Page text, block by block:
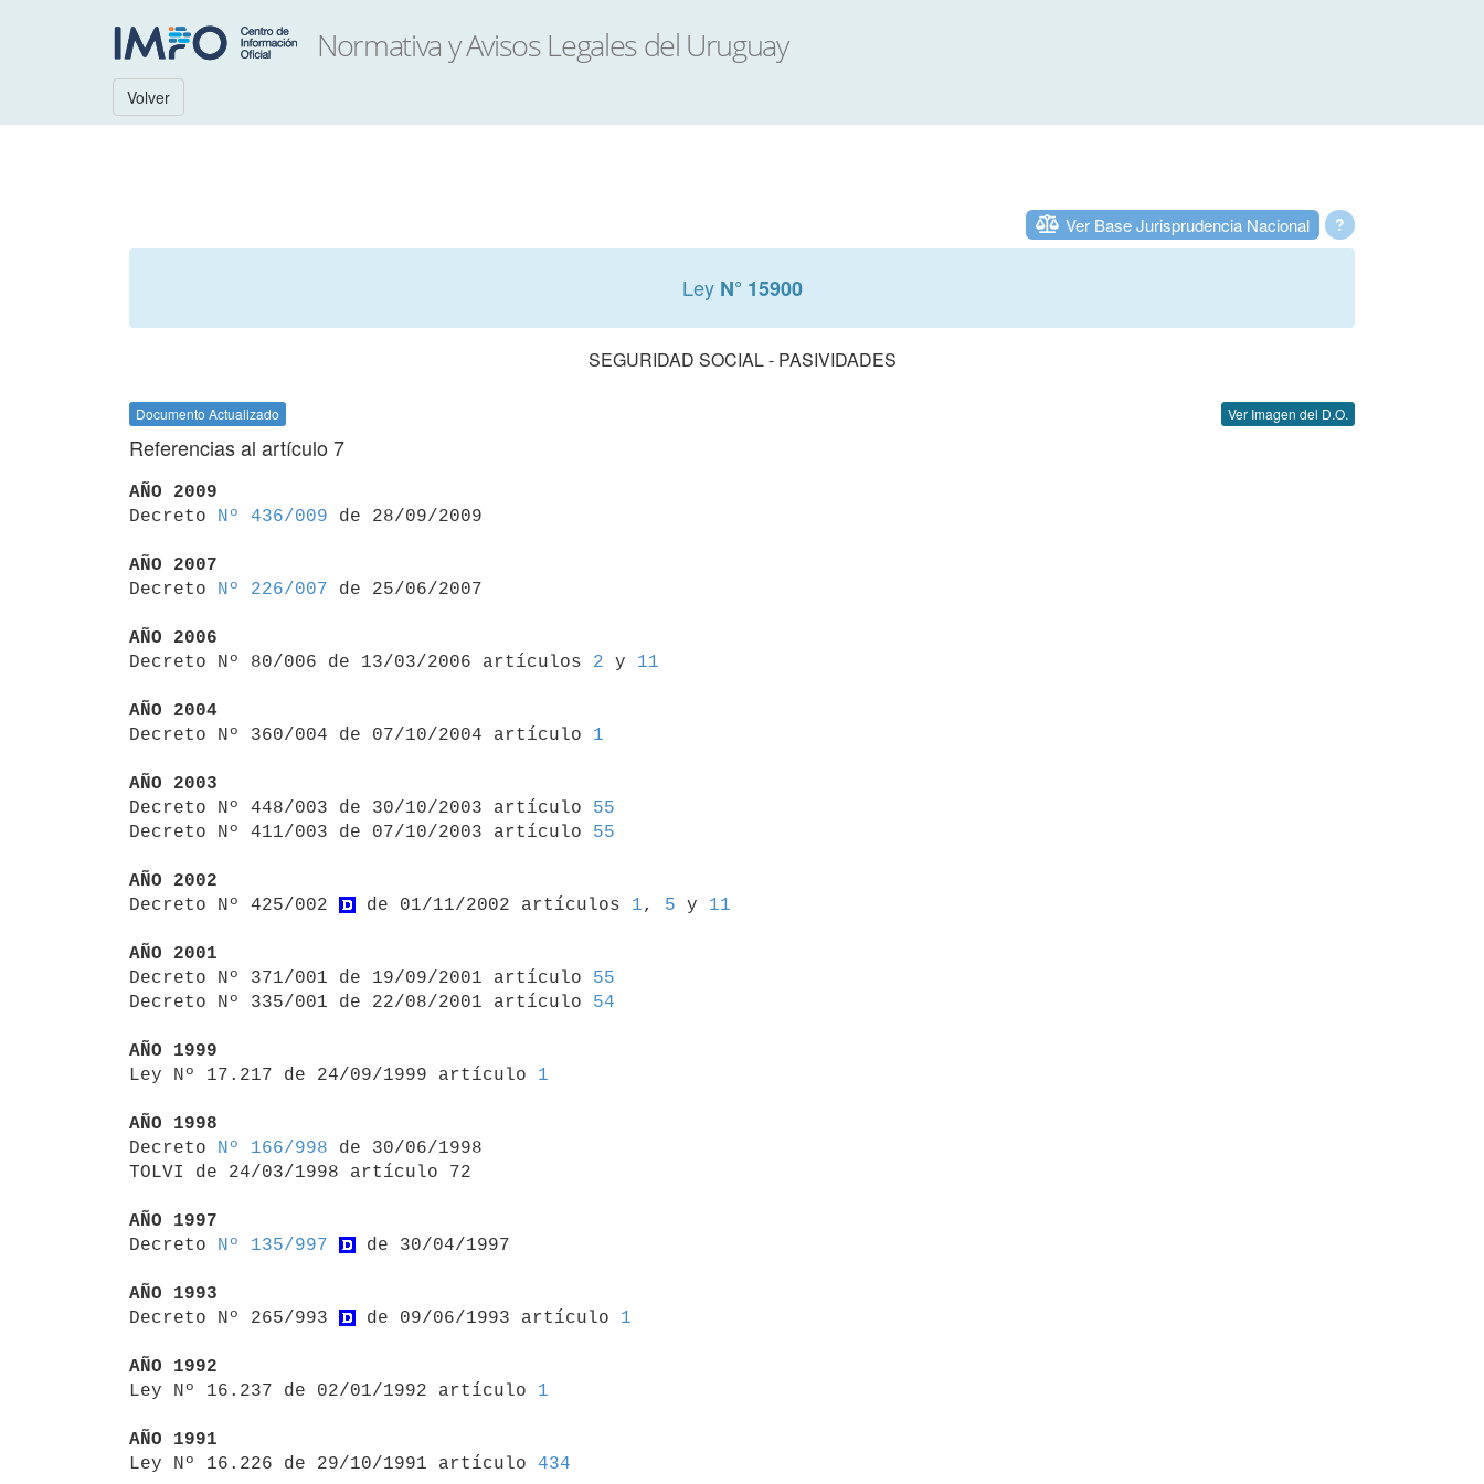
Volver
?
Ver Base Jurisprudencia Nacional
Ley N° 15900
SEGURIDAD SOCIAL - PASIVIDADES
Documento Actualizado Ver Imagen del D.O.
Referencias al artículo 7
AÑO 2009
Decreto
Nº 436/009 de 28/09/2009
AÑO 2007
Decreto
Nº 226/007 de 25/06/2007
AÑO 2006
Decreto Nº 80/006 de 13/03/2006 artículos 2 y 11
AÑO 2004
Decreto Nº 360/004 de 07/10/2004 artículo 1
AÑO 2003
Decreto Nº 448/003 de 30/10/2003 artículo 55
Decreto Nº 411/003 de 07/10/2003 artículo 55
AÑO 2002
Decreto Nº 425/002
de 01/11/2002 artículos 1, 5 y 11
AÑO 2001
Decreto Nº 371/001 de 19/09/2001 artículo 55
Decreto Nº 335/001 de 22/08/2001 artículo 54
AÑO 1999
Ley Nº 17.217 de 24/09/1999 artículo 1
AÑO 1998
Decreto
Nº 166/998 de 30/06/1998
TOLVI de 24/03/1998 artículo 72
AÑO 1997
Decreto
Nº 135/997 de 30/04/1997
AÑO 1993
Decreto Nº 265/993
de 09/06/1993 artículo 1
AÑO 1992
Ley Nº 16.237 de 02/01/1992 artículo 1
AÑO 1991
Ley Nº 16.226 de 29/10/1991 artículo 434